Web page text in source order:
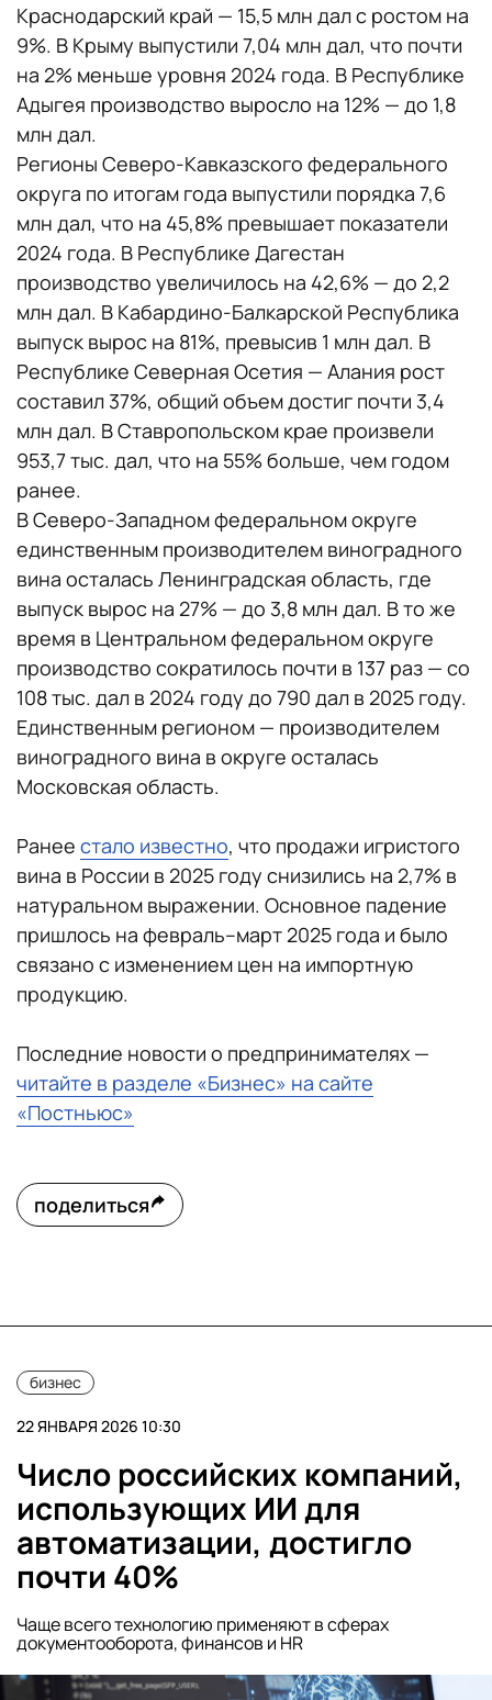
Краснодарский край — 15,5 млн дал с ростом на
9%. В Крыму выпустили 7,04 млн дал, что почти
на 2% меньше уровня 2024 года. В Республике
Адыгея производство выросло на 12% — до 1,8
млн дал.
Регионы Северо-Кавказского федерального
округа по итогам года выпустили порядка 7,6
млн дал, что на 45,8% превышает показатели
2024 года. В Республике Дагестан
производство увеличилось на 42,6% — до 2,2
млн дал. В Кабардино-Балкарской Республика
выпуск вырос на 81%, превысив 1 млн дал. В
Республике Северная Осетия — Алания рост
составил 37%, общий объем достиг почти 3,4
млн дал. В Ставропольском крае произвели
953,7 тыс. дал, что на 55% больше, чем годом
ранее.
В Северо-Западном федеральном округе
единственным производителем виноградного
вина осталась Ленинградская область, где
выпуск вырос на 27% — до 3,8 млн дал. В то же
время в Центральном федеральном округе
производство сократилось почти в 137 раз — со
108 тыс. дал в 2024 году до 790 дал в 2025 году.
Единственным регионом — производителем
виноградного вина в округе осталась
Московская область.
Ранее стало известно, что продажи игристого
вина в России в 2025 году снизились на 2,7% в
натуральном выражении. Основное падение
пришлось на февраль–март 2025 года и было
связано с изменением цен на импортную
продукцию.
Последние новости о предпринимателях —
читайте в разделе «Бизнес» на сайте
«Постньюс»
поделиться
бизнес
22 ЯНВАРЯ 2026 10:30
Число российских компаний,
использующих ИИ для
автоматизации, достигло
почти 40%
Чаще всего технологию применяют в сферах
документооборота, финансов и HR